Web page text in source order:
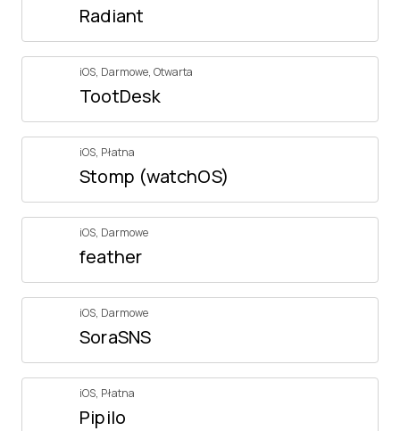
Radiant
iOS, Darmowe, Otwarta
TootDesk
iOS, Płatna
Stomp (watchOS)
iOS, Darmowe
feather
iOS, Darmowe
SoraSNS
iOS, Płatna
Pipilo